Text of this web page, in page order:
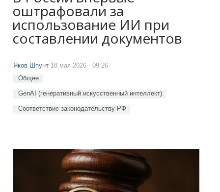
оштрафовали за
использование ИИ при
составлении документов
Яков Шпунт 18 мая 2026 - 09:26
Общее
GenAI (генеративный искусственный интеллект)
Соответствие законодательству РФ